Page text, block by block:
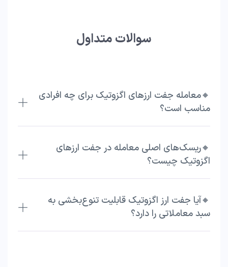
سوالات متداول
🔸معامله جفت ارزهای اگزوتیک برای چه افرادی
مناسب است؟
🔸ریسک‌های اصلی معامله در جفت ارزهای
اگزوتیک چیست؟
🔸آیا جفت ارز اگزوتیک قابلیت تنوع‌بخشی به
سبد معاملاتی را دارد؟